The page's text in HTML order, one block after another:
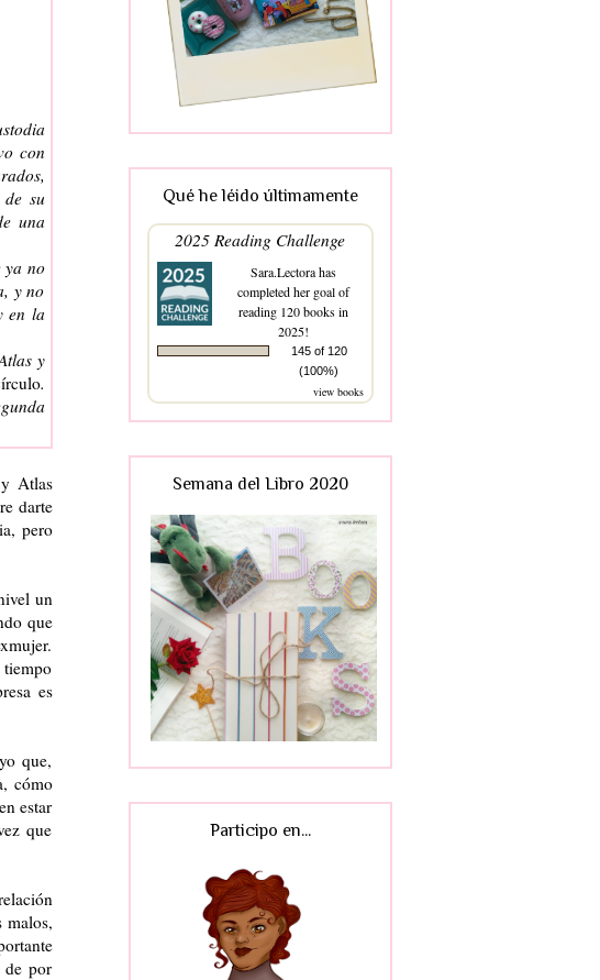
con
su
una
ya no
y no
en la
y
.
Atlas
darte
pero
un
que
tiempo
es
que,
cómo
estar
que
malos,
de por
Qué he léido últimamente
2025 Reading Challenge
Sara.Lectorahas
completed her goal of
reading 120 books in
2025!
145 of 120
(100%)
view books
Semana del Libro 2020
Participo en...